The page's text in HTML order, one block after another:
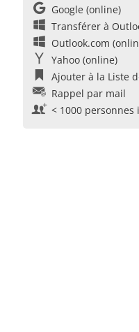
Google (online)
Transférer à
Outlook.com
Yahoo (online)
Ajouter à la Liste
Rappel par mail
< 1000 personnes